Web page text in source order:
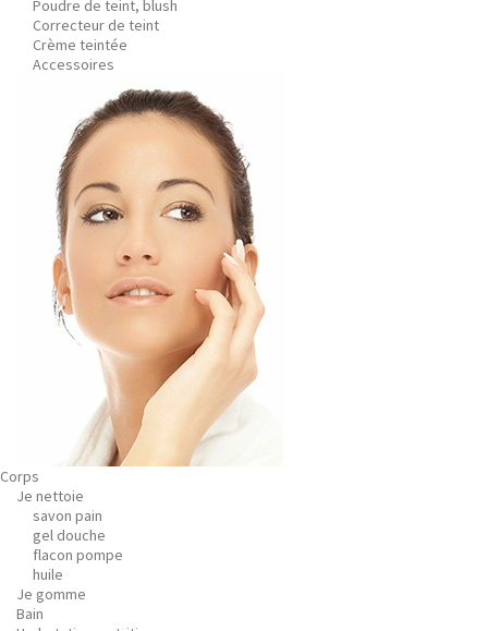
Poudre de teint, blush
Correcteur de teint
Crème teintée
Accessoires
Corps
Je nettoie
savon pain
gel douche
flacon pompe
huile
Je gomme
Bain